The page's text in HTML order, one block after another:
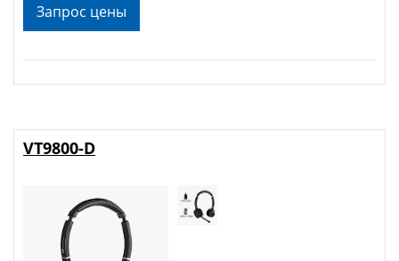
Запрос цены
VT9800-D